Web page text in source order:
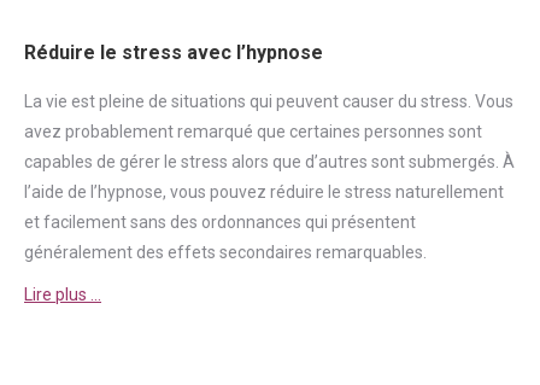
Réduire le stress avec l’hypnose
La vie est pleine de situations qui peuvent causer du stress . Vous
avez probablement remarqué que certaines personnes sont
capables de gérer le stress alors que d’autres sont submergés. À
l’aide de l’hypnose, vous pouvez réduire le stress naturellement
et facilement sans des ordonnances qui présentent
généralement des effets secondaires remarquables.
Lire plus …